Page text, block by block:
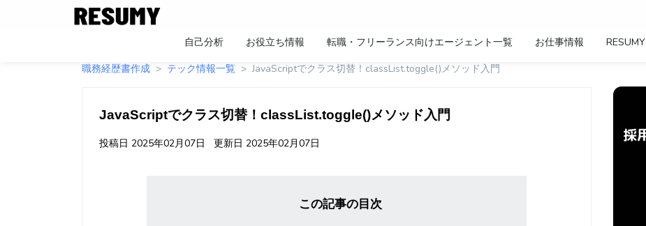
自己分析 お役立ち情報 転職・フリーランス向けエージェント一覧 お仕事情報
職務経歴書作成
テック情報一覧 JavaScriptでクラス切替！classList.toggle()メソッド入門
JavaScriptでクラス切替！classList.toggle()メソッド入門
投稿日 2025年02月07日 更新日 2025年02月07日
この記事の目次